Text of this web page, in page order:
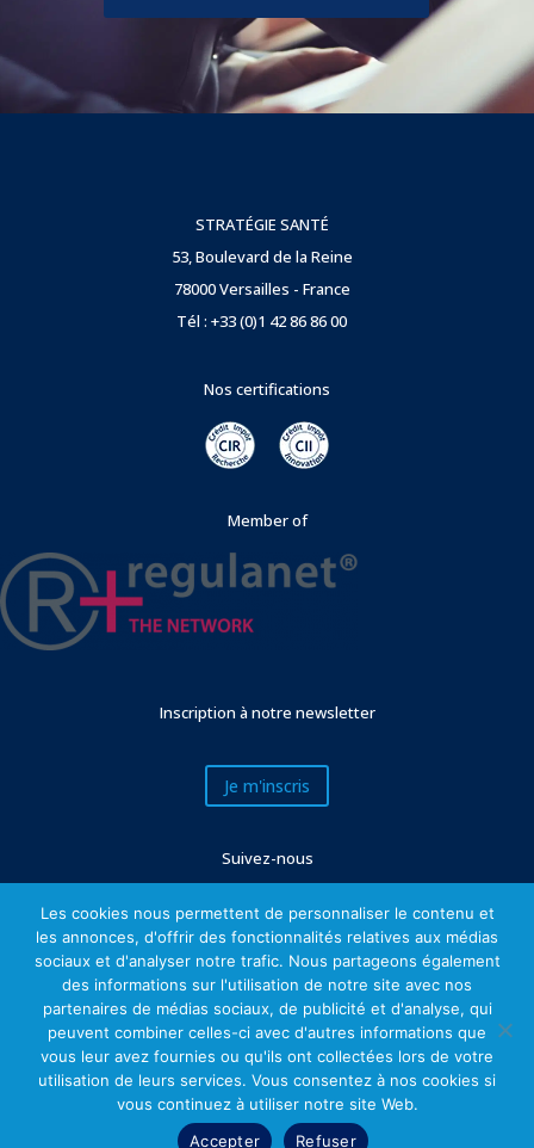
STRATÉGIE SANTÉ
53, Boulevard de la Reine
78000 Versailles - France
Tél : +33 (0)1 42 86 86 00
Nos certifications
Member of
Inscription à notre newsletter
Je m'inscris
Suivez-nous
Mentions légales
Les cookies nous permettent de personnaliser le contenu et
les annonces, d'offrir des fonctionnalités relatives aux médias
sociaux et d'analyser notre trafic. Nous partageons également
des informations sur l'utilisation de notre site avec nos
partenaires de médias sociaux, de publicité et d'analyse, qui
peuvent combiner celles-ci avec d'autres informations que
vous leur avez fournies ou qu'ils ont collectées lors de votre
utilisation de leurs services. Vous consentez à nos cookies si
vous continuez à utiliser notre site Web.
Accepter
Refuser